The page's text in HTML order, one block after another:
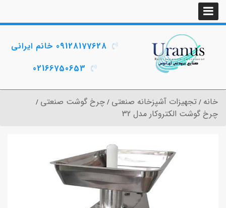
09128177628 خانم ایرانی
02166750653
خانه تجهیزات آشپزخانه صنعتی چرخ گوشت صنعتی
چرخ گوشت الکتروکار مدل 32